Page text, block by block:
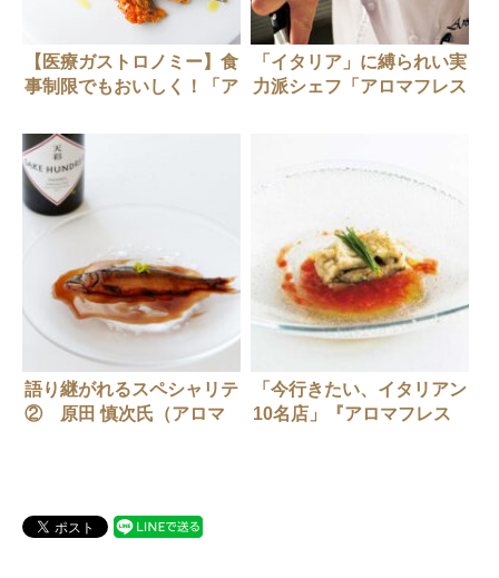
【医療ガストロノミー】食
事制限でもおいしく！「ア
フの挑戦。
「イタリア」に縛られい実
力派シェフ「アロマフレス
語り継がれるスペシャリテ
② 原田 慎次氏（アロマ
彩」
「今行きたい、イタリアン
10名店」『アロマフレス